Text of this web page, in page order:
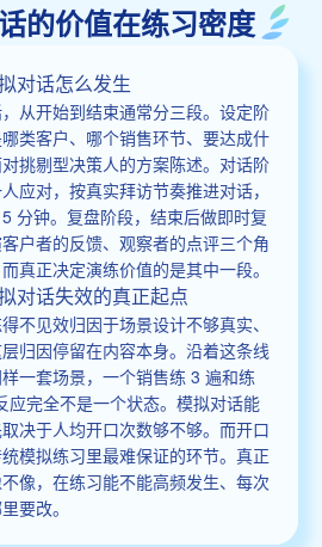
的价值在练习密度
对话怎么发生
从开始到结束通常分三段。设定阶
类客户、哪个销售环节、要达成什
挑剔型决策人的方案陈述。对话阶
应对，按真实拜访节奏推进对话，
分钟。复盘阶段，结束后做即时复
户者的反馈、观察者的点评三个角
真正决定演练价值的是其中一段。
对话失效的真正起点
不见效归因于场景设计不够真实、
归因停留在内容本身。沿着这条线
一套场景，一个销售练 3 遍和练
应完全不是一个状态。模拟对话能
决于人均开口次数够不够。而开口
模拟练习里最难保证的环节。真正
像，在练习能不能高频发生、每次
要改。